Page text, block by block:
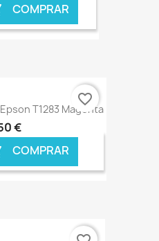
COMPRAR
€ ONLINE
T1283 Magenta
€
COMPRAR
€ ONLINE
favorite_border